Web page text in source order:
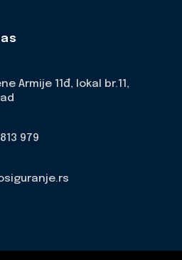
Armije 11đ, lokal br.11,
979